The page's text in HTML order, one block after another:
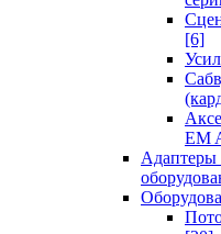
[6]
EM
Адаптеры